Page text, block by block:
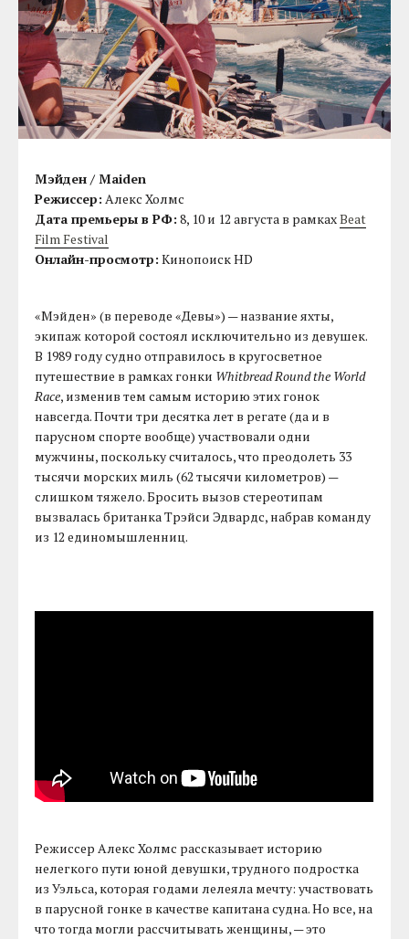
Мэйден / Maiden
Режиссер: Алекс Холмс
Дата премьеры в РФ: 8, 10 и 12 августа в рамкахBeat
Film Festival
Онлайн-просмотр: Кинопоиск HD
«Мэйден» (в переводе «Девы») — название яхты,
экипаж которой состоял исключительно из девушек.
В 1989 году судно отправилось в кругосветное
путешествие в рамках гонки Whitbread Round the World
Race, изменив тем самым историю этих гонок
навсегда. Почти три десятка лет в регате (да и в
парусном спорте вообще) участвовали одни
мужчины, поскольку считалось, что преодолеть 33
тысячи морских миль (62 тысячи километров) —
слишком тяжело. Бросить вызов стереотипам
вызвалась британка Трэйси Эдвардс, набрав команду
из 12 единомышленниц.
Режиссер Алекс Холмс рассказывает историю
нелегкого пути юной девушки, трудного подростка
из Уэльса, которая годами лелеяла мечту: участвовать
в парусной гонке в качестве капитана судна. Но все, на
что тогда могли рассчитывать женщины, — это